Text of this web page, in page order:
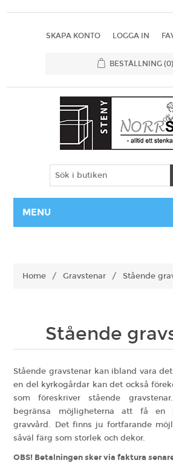
SKAPA KONTO LOGGA IN
BESTÄLLNING (0)
MENU
Home / Gravstenar / Stående
Stående
Stående gravstenar kan ibland vara
en del kyrkogårdar kan det också
som föreskriver stående
begränsa möjligheterna att få en
gravvård. Det finns ju fortfarande
såväl färg som storlek och dekor.
OBS! Betalningen sker via faktura